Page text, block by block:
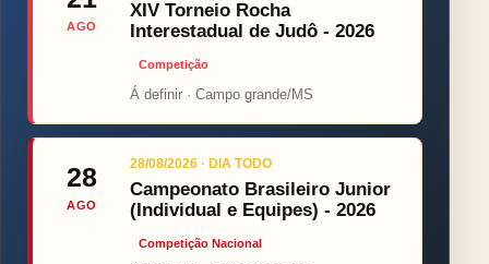
AGO
XIV Torneio Rocha
Interestadual de Judô - 2026
Competição
Á definir · Campo grande/MS
28
AGO
28/08/2026 · DIA TODO
Campeonato Brasileiro Junior
(Individual e Equipes) - 2026
Competição Nacional